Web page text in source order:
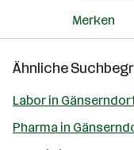
Merken
Ähnliche
Labor in
Pharma in